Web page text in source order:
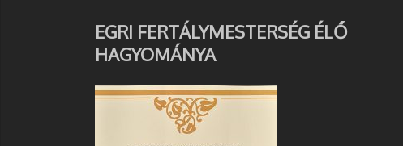
EGRI FERTÁLYMESTERSÉG ÉLŐ
HAGYOMÁNYA